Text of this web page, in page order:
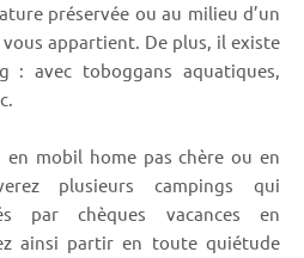
préservée ou au milieu d’un
appartient. De plus, il existe
: avec toboggans aquatiques,
mobil home pas chère ou en
plusieurs campings qui
par chèques vacances en
ainsi partir en toute quiétude